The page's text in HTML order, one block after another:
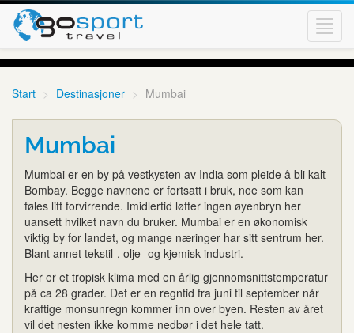
Start Destinasjoner Mumbai
Mumbai
Mumbai er en by på vestkysten av India som pleide å bli kalt
Bombay. Begge navnene er fortsatt i bruk, noe som kan
føles litt forvirrende. Imidlertid løfter ingen øyenbryn her
uansett hvilket navn du bruker. Mumbai er en økonomisk
viktig by for landet, og mange næringer har sitt sentrum her.
Blant annet tekstil-, olje- og kjemisk industri.
Her er et tropisk klima med en årlig gjennomsnittstemperatur
på ca 28 grader. Det er en regntid fra juni til september når
kraftige monsunregn kommer inn over byen. Resten av året
vil det nesten ikke komme nedbør i det hele tatt.